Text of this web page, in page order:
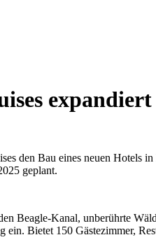
den Bau eines neuen Hotels
geplant.
Beagle-Kanal, unberührte
ein. Bietet 150 Gästezimmer,